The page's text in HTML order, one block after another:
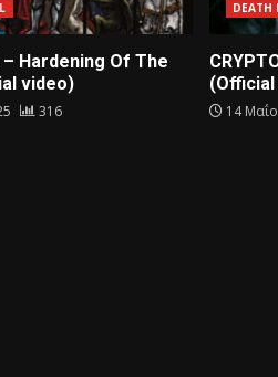
– Hardening Of The
video)
316
DEATH
14